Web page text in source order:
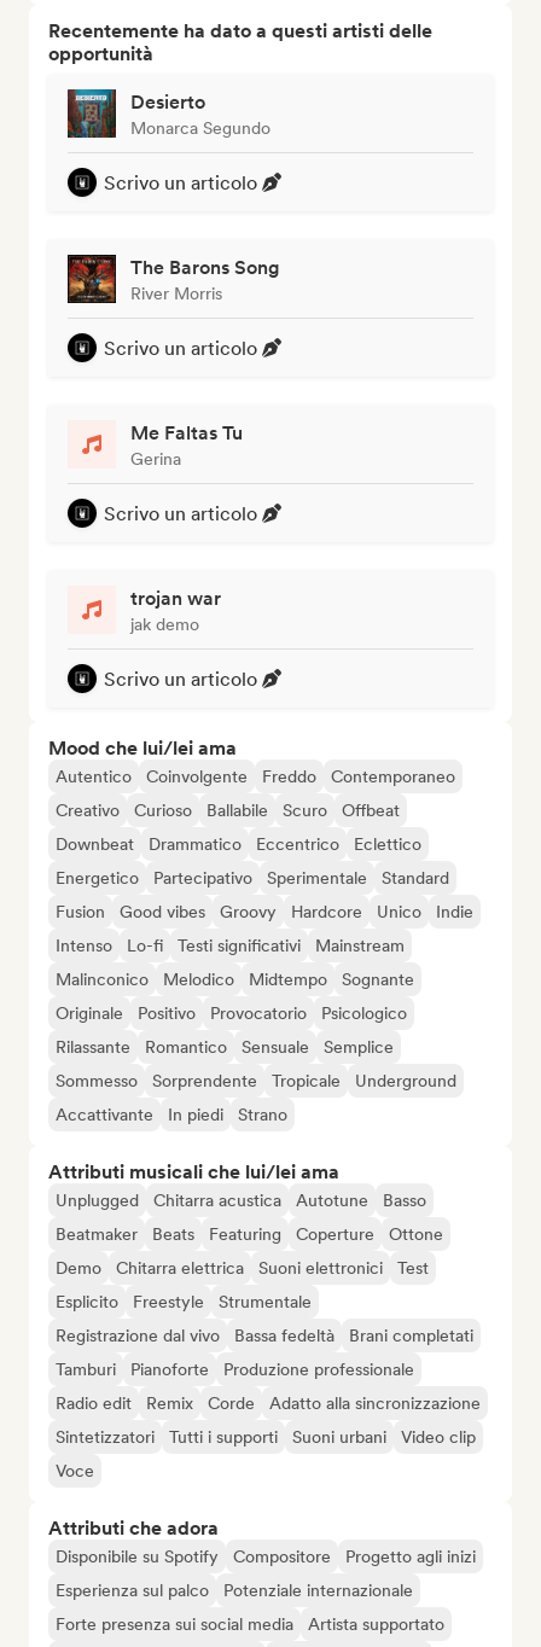
Recentemente ha dato a questi artisti delle
opportunità
Desierto
Monarca Segundo
Scrivo un articolo
The Barons Song
River Morris
Scrivo un articolo
Me Faltas Tu
Gerina
Scrivo un articolo
trojan war
jak demo
Scrivo un articolo
Mood che lui/lei ama
Autentico Coinvolgente Freddo
Contemporaneo
Creativo
Curioso Ballabile Scuro
Offbeat
Downbeat
Drammatico Eccentrico
Eclettico
Energetico
Partecipativo Sperimentale
Standard
Fusion
Good vibes Groovy Hardcore Unico
Indie
Intenso
Lo-fi Testi significativi
Mainstream
Malinconico
Melodico Midtempo
Sognante
Originale
Positivo Provocatorio
Psicologico
Rilassante
Romantico Sensuale
Semplice
Sommesso
Sorprendente Tropicale
Underground
Accattivante
In piedi Strano
Attributi musicali che lui/lei ama
Unplugged Chitarra acustica Autotune
Basso
Beatmaker
Beats Featuring Coperture
Ottone
Demo
Chitarra elettrica Suoni elettronici
Test
Esplicito
Freestyle
Strumentale
Registrazione dal vivo
Bassa fedeltà
Brani completati
Tamburi
Pianoforte
Produzione professionale
Radio edit
Remix Corde
Adatto alla sincronizzazione
Sintetizzatori
Tutti i supporti Suoni urbani
Video clip
Voce
Attributi che adora
Disponibile su Spotify Compositore
Progetto agli inizi
Esperienza sul palco
Potenziale internazionale
Forte presenza sui social media
Artista supportato